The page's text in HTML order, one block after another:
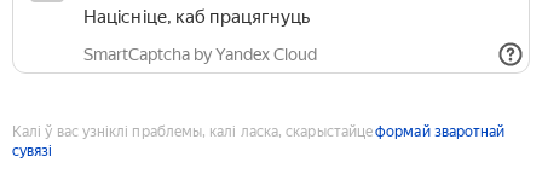
Націсніце, каб працягнуць
SmartCaptcha by Yandex Cloud
Калі ў вас узніклі праблемы, калі ласка, скарыстайцеформай зваротнай
сувязі